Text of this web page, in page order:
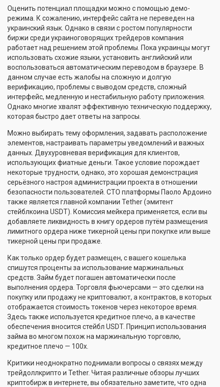
Оценить потенциал площадки можно с помощью демо-
режима. К сожалению, интерфейс сайта не переведен на
украинский язык. Однако в связи с ростом популярности
биржи среди украиноговорящих трейдеров компания
работает над решением этой проблемы. Пока украинцы могут
использовать схожие языки, установить английский или
воспользоваться автоматическим переводом в браузере. В
данном случае есть жалобы на сложную и долгую
верификацию, проблемы с выводом средств, сложный
интерфейс, медленную и нестабильную работу приложения.
Однако многие хвалят эффективную техническую поддержку,
которая быстро дает ответы на запросы.
Можно выбирать тему оформления, задавать расположение
элементов, настраивать параметры уведомлений и важных
данных. Двухуровневая верификация для клиентов,
использующих фиатные деньги. Такое условие порождает
некоторые трудности, однако, это хорошая демонстрация
серьёзного настроя администрации проекта в отношении
безопасности пользователей. CTO платформы Паоло Ардоино
также является главной компании Tether (эмитент
стейблкоина USDT). Комиссия мейкера применяется, если вы
добавляете ликвидность в книгу ордеров путём размещения
лимитного ордера ниже тикерной цены при покупке или выше
тикерной цены при продаже.
Как только ордер будет размещен, с вашего кошелька
спишутся проценты за использование маржинальных
средств. Займ будет погашен автоматически после
выполнения ордера. Торговля фьючерсами — это сделки на
покупку или продажу не криптовалют, а контрактов, в которых
отображается стоимость токенов через некоторое время.
Здесь также используется кредитное плечо, а в качестве
обеспечения вносится стейбл USDT. Принцип использования
займа во многом похож на маржинальную торговлю,
кредитное плечо — 100х.
Критики неоднократно поднимали вопросы о связях между
трейдоллкрипто и Tether. Читая различные обзоры лучших
криптобирж в интернете, вы обязательно заметите, что одна